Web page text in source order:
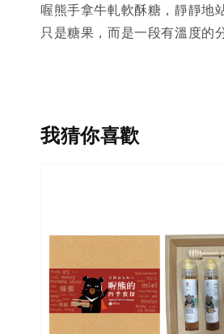
喔熊手拿牛軋軟酥糖，靜靜地
只是糖果，而是一段有溫度的
我猜你喜歡